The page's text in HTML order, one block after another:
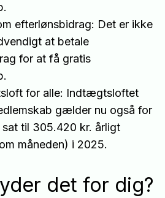
efterlønsbidrag: Det er ikke
at betale
for at få gratis
for alle: Indtægtsloftet
gælder nu også for
sat til 305.420 kr. årligt
måneden) i 2025.
det for dig?